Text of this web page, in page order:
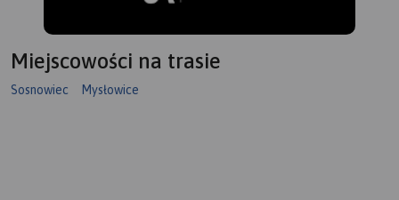
Miejscowości na trasie
Sosnowiec Mysłowice